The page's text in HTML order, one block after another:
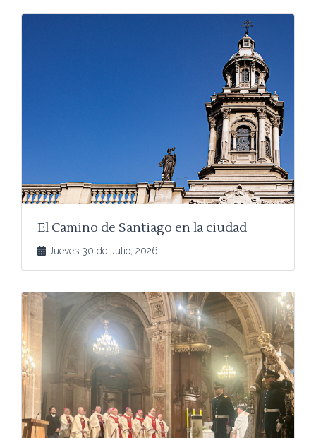
El Camino de Santiago en la ciudad
Jueves 30 de Julio, 2026